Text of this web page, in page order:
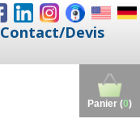
Contact/Devis